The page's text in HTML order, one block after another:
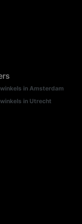
in Amsterdam
in Utrecht